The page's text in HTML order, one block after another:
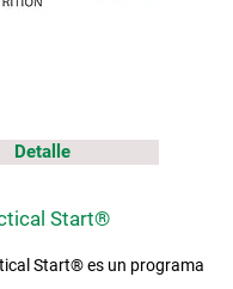
Detalle
Start®
Start® es un programa